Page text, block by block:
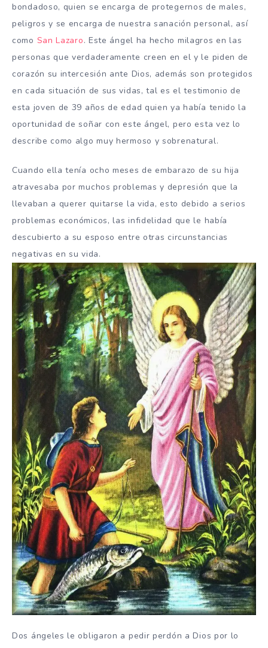
bondadoso, quien se encarga de protegernos de males,
peligros y se encarga de nuestra sanación personal, así
como San Lazaro. Este ángel ha hecho milagros en las
personas que verdaderamente creen en el y le piden de
corazón su intercesión ante Dios, además son protegidos
en cada situación de sus vidas, tal es el testimonio de
esta joven de 39 años de edad quien ya había tenido la
oportunidad de soñar con este ángel, pero esta vez lo
describe como algo muy hermoso y sobrenatural.
Cuando ella tenía ocho meses de embarazo de su hija
atravesaba por muchos problemas y depresión que la
llevaban a querer quitarse la vida, esto debido a serios
problemas económicos, las infidelidad que le había
descubierto a su esposo entre otras circunstancias
negativas en su vida.
Dos ángeles le obligaron a pedir perdón a Dios por lo